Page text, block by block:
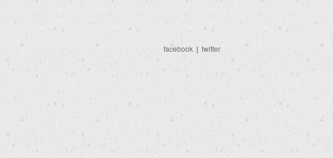
facebook | twitter